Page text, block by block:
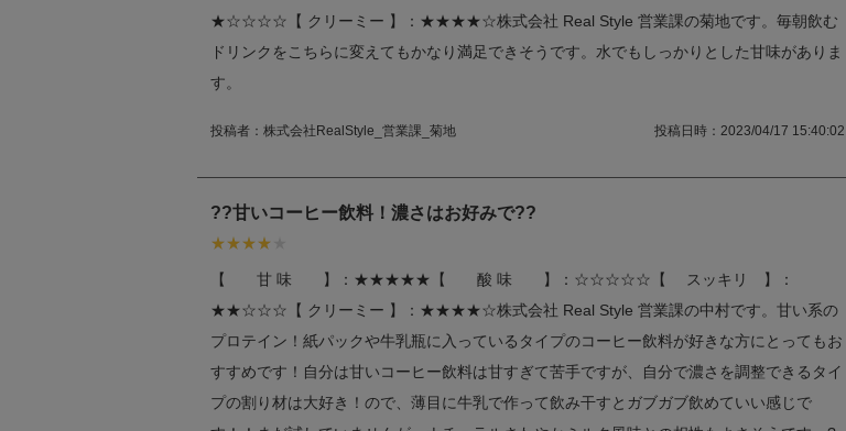
★☆☆☆☆【 クリーミー 】：★★★★☆株式会社 Real Style 営業課の菊地です。毎朝飲む
ドリンクをこちらに変えてもかなり満足できそうです。水でもしっかりとした甘味がありま
す。
投稿者： 株式会社RealStyle_営業課_菊地 投稿日時：2023/04/17 15:40:02
??甘いコーヒー飲料！濃さはお好みで??
【 甘 味 】：★★★★★【 酸 味 】：☆☆☆☆☆【 スッキリ 】：
★★☆☆☆【 クリーミー 】：★★★★☆株式会社 Real Style 営業課の中村です。甘い系の
プロテイン！紙パックや牛乳瓶に入っているタイプのコーヒー飲料が好きな方にとってもお
すすめです！自分は甘いコーヒー飲料は甘すぎて苦手ですが、自分で濃さを調整できるタイ
プの割り材は大好き！ので、薄目に牛乳で作って飲み干すとガブガブ飲めていい感じで